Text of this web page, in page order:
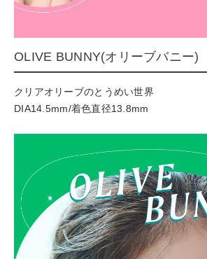
OLIVE BUNNY(オリーブバニー)
クリアオリーブのとうめい世界
DIA14.5mm/着色直径13.8mm